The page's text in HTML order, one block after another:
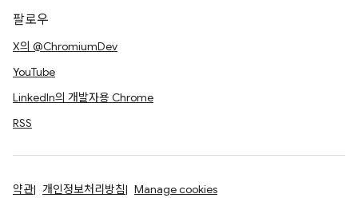
팔로우
X의 @ChromiumDev
YouTube
LinkedIn의 개발자용 Chrome
RSS
약관 개인정보처리방침 Manage cookies